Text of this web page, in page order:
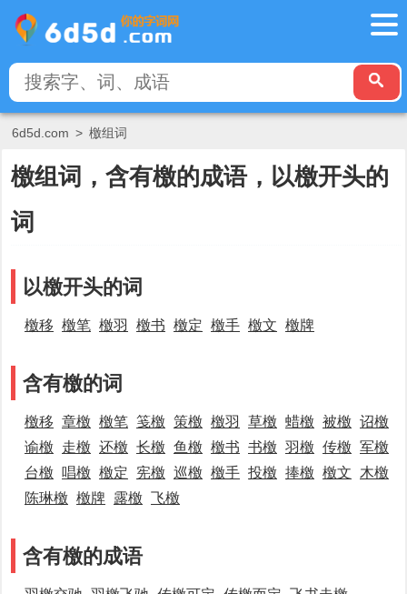
6d5d.com > 檄组词
檄组词，含有檄的成语，以檄开头的
词
以檄开头的词
檄移 檄笔 檄羽 檄书 檄定 檄手 檄文 檄牌
含有檄的词
檄移 章檄 檄笔 笺檄 策檄 檄羽 草檄 蜡檄 被檄 诏檄
谕檄 走檄 还檄 长檄 鱼檄 檄书 书檄 羽檄 传檄 军檄
台檄 唱檄 檄定 宪檄 巡檄 檄手 投檄 捧檄 檄文
木檄
陈琳檄 檄牌 露檄 飞檄
含有檄的成语